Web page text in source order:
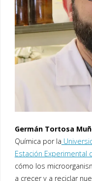
Germán Tortosa
Química por la
Estación Experimental
cómo los
a crecer y a reciclar